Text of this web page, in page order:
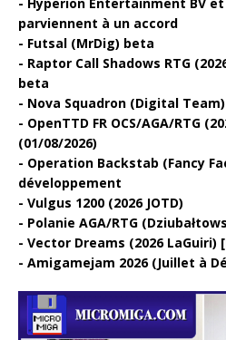
parviennent à un accord
Futsal (MrDig) beta
Raptor Call Shadows RTG
beta
Nova Squadron (Digital
OpenTTD FR OCS/AGA/RTG
(01/08/2026)
Operation Backstab (Fancy
développement
Vulgus 1200 (2026 JOTD)
Polanie AGA/RTG
Vector Dreams (2026 LaGuiri)
Amigamejam 2026 (Juillet à